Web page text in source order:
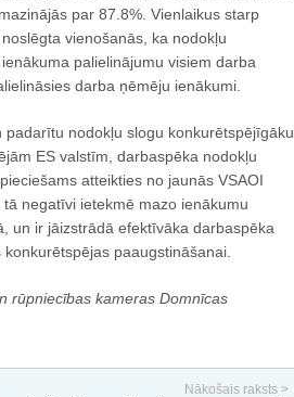
par 87.8%. Vienlaikus starp
vienošanās, ka nodokļu
palielinājumu visiem darba
darba ņēmēju ienākumi.
nodokļu slogu konkurētspējīgāku
ES valstīm, darbaspēka nodokļu
atteikties no jaunās VSAOI
negatīvi ietekmē mazo ienākumu
un ir jāizstrādā efektīvāka darbaspēka
paaugstināšanai.
rūpniecības kameras Domnīcas
Nākošais raksts >